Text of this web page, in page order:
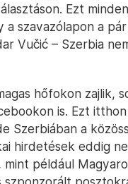
Ezt
a szavazólapon a
Vučić – Szerbia
hőfokon zajlik,
is. Ezt
Szerbiában a
hirdetések eddig
például